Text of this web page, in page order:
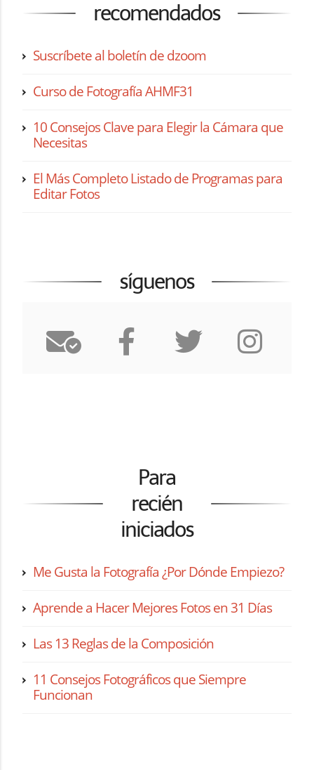
recomendados
Suscríbete al boletín de dzoom
Curso de Fotografía AHMF31
10 Consejos Clave para Elegir la Cámara que
Necesitas
El Más Completo Listado de Programas para
Editar Fotos
síguenos
Para
recién
iniciados
Me Gusta la Fotografía ¿Por Dónde Empiezo?
Aprende a Hacer Mejores Fotos en 31 Días
Las 13 Reglas de la Composición
11 Consejos Fotográficos que Siempre
Funcionan